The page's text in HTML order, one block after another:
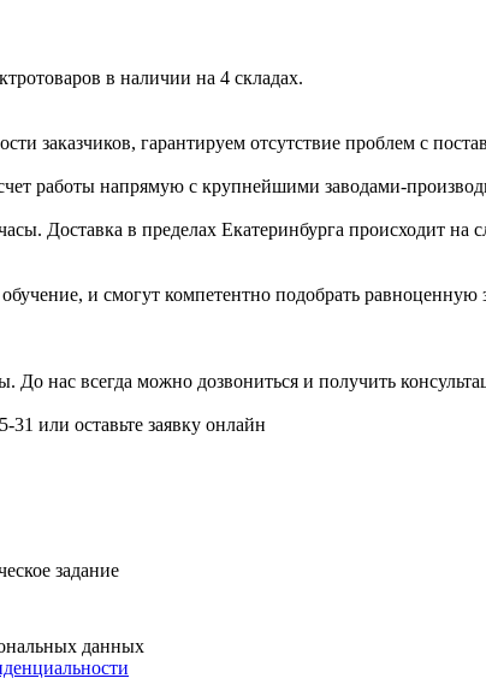
в наличии на 4 складах.
заказчиков, гарантируем отсутствие проблем с
работы напрямую с крупнейшими заводами-
Доставка в пределах Екатеринбурга происходит
и смогут компетентно подобрать равноценную
До нас всегда можно дозвониться и получить
31 или оставьте заявку онлайн
задание
данных